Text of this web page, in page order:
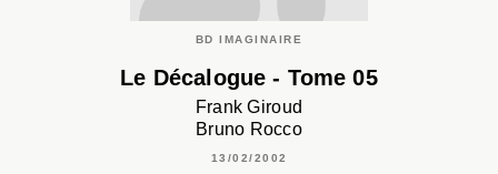
BD IMAGINAIRE
Le Décalogue - Tome 05
Frank Giroud
Bruno Rocco
13/02/2002